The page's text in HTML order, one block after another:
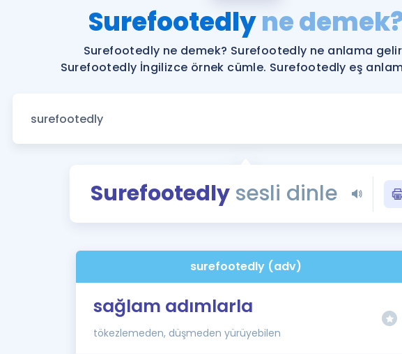
YDS ve YÖKDİL
YDS ve YÖKDİL'e
Tüm ÖSYM
Blog
YDS - YÖKDİL
İngilizce
Surefootedlyne
Surefootedly ne demek? Surefootedly ne anlama
Surefootedly İngilizce örnek cümle. Surefootedly eş
Surefootedlysesli dinle
surefootedly (adv)
sağlam adımlarla
tökezlemeden, düşmeden yürüyebilen